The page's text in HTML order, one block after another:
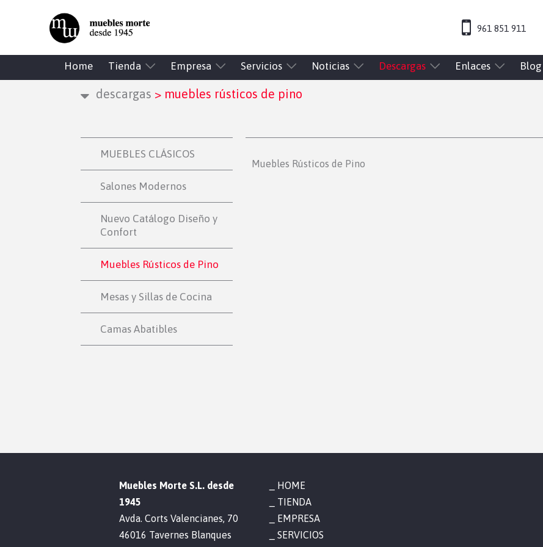
961 851 911
Home Tienda Empresa Servicios Noticias Descargas Enlaces Blog
descargas > muebles rústicos de pino
MUEBLES CLÁSICOS
Salones Modernos
Nuevo Catálogo Diseño y
Confort
Muebles Rústicos de Pino
Mesas y Sillas de Cocina
Camas Abatibles
Muebles Rústicos de Pino
Muebles Morte S.L. desde
1945
Avda. Corts Valencianes, 70
46016 Tavernes Blanques
HOME
TIENDA
EMPRESA
SERVICIOS